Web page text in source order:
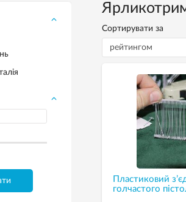
Сортирувати за
Пластиковий
голчастого